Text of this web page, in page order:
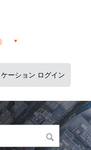
ーション ログイン